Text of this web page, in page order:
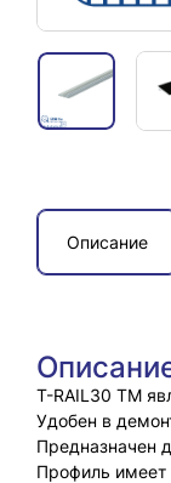
Описание
T-RAIL30 TM
Удобен в
Предназначен
Профиль имеет